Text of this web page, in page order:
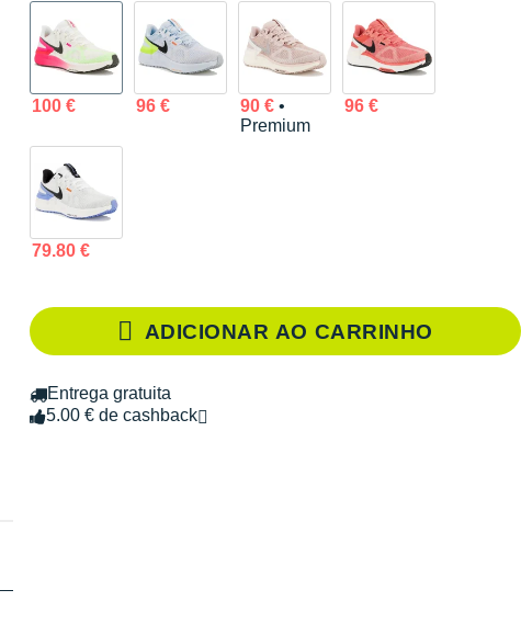
100 € 96 € 90 €•
Premium
96 €
79.80 €
ADICIONAR AO CARRINHO
Entrega gratuita
5.00 € de cashback